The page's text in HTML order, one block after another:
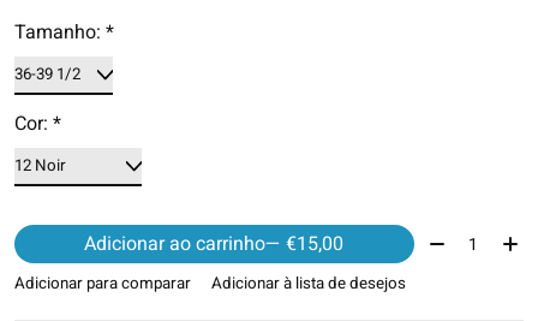
Tamanho: *
Cor: *
Adicionar ao carrinho — €15,00 Quantidade:
Adicionar para comparar Adicionar à lista de desejos